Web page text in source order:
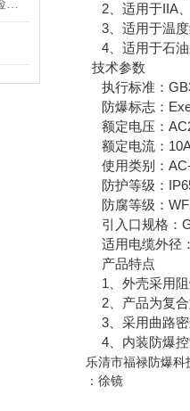
2、适用于IIA、
3、适用于温度
4、适用于石油
技术参数
执行标准：
防爆标志：
额定电压：
额定电流：
使用类别：
防护等级：
防腐等级：
引入口规格：
适用电缆外径
产品特点
1、外壳采用阻
2、产品为复合
3、采用曲路密
4、内装防爆控
乐清市福禄防爆科
：徐镜